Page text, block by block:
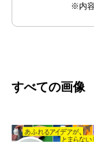
※内容
すべての画像